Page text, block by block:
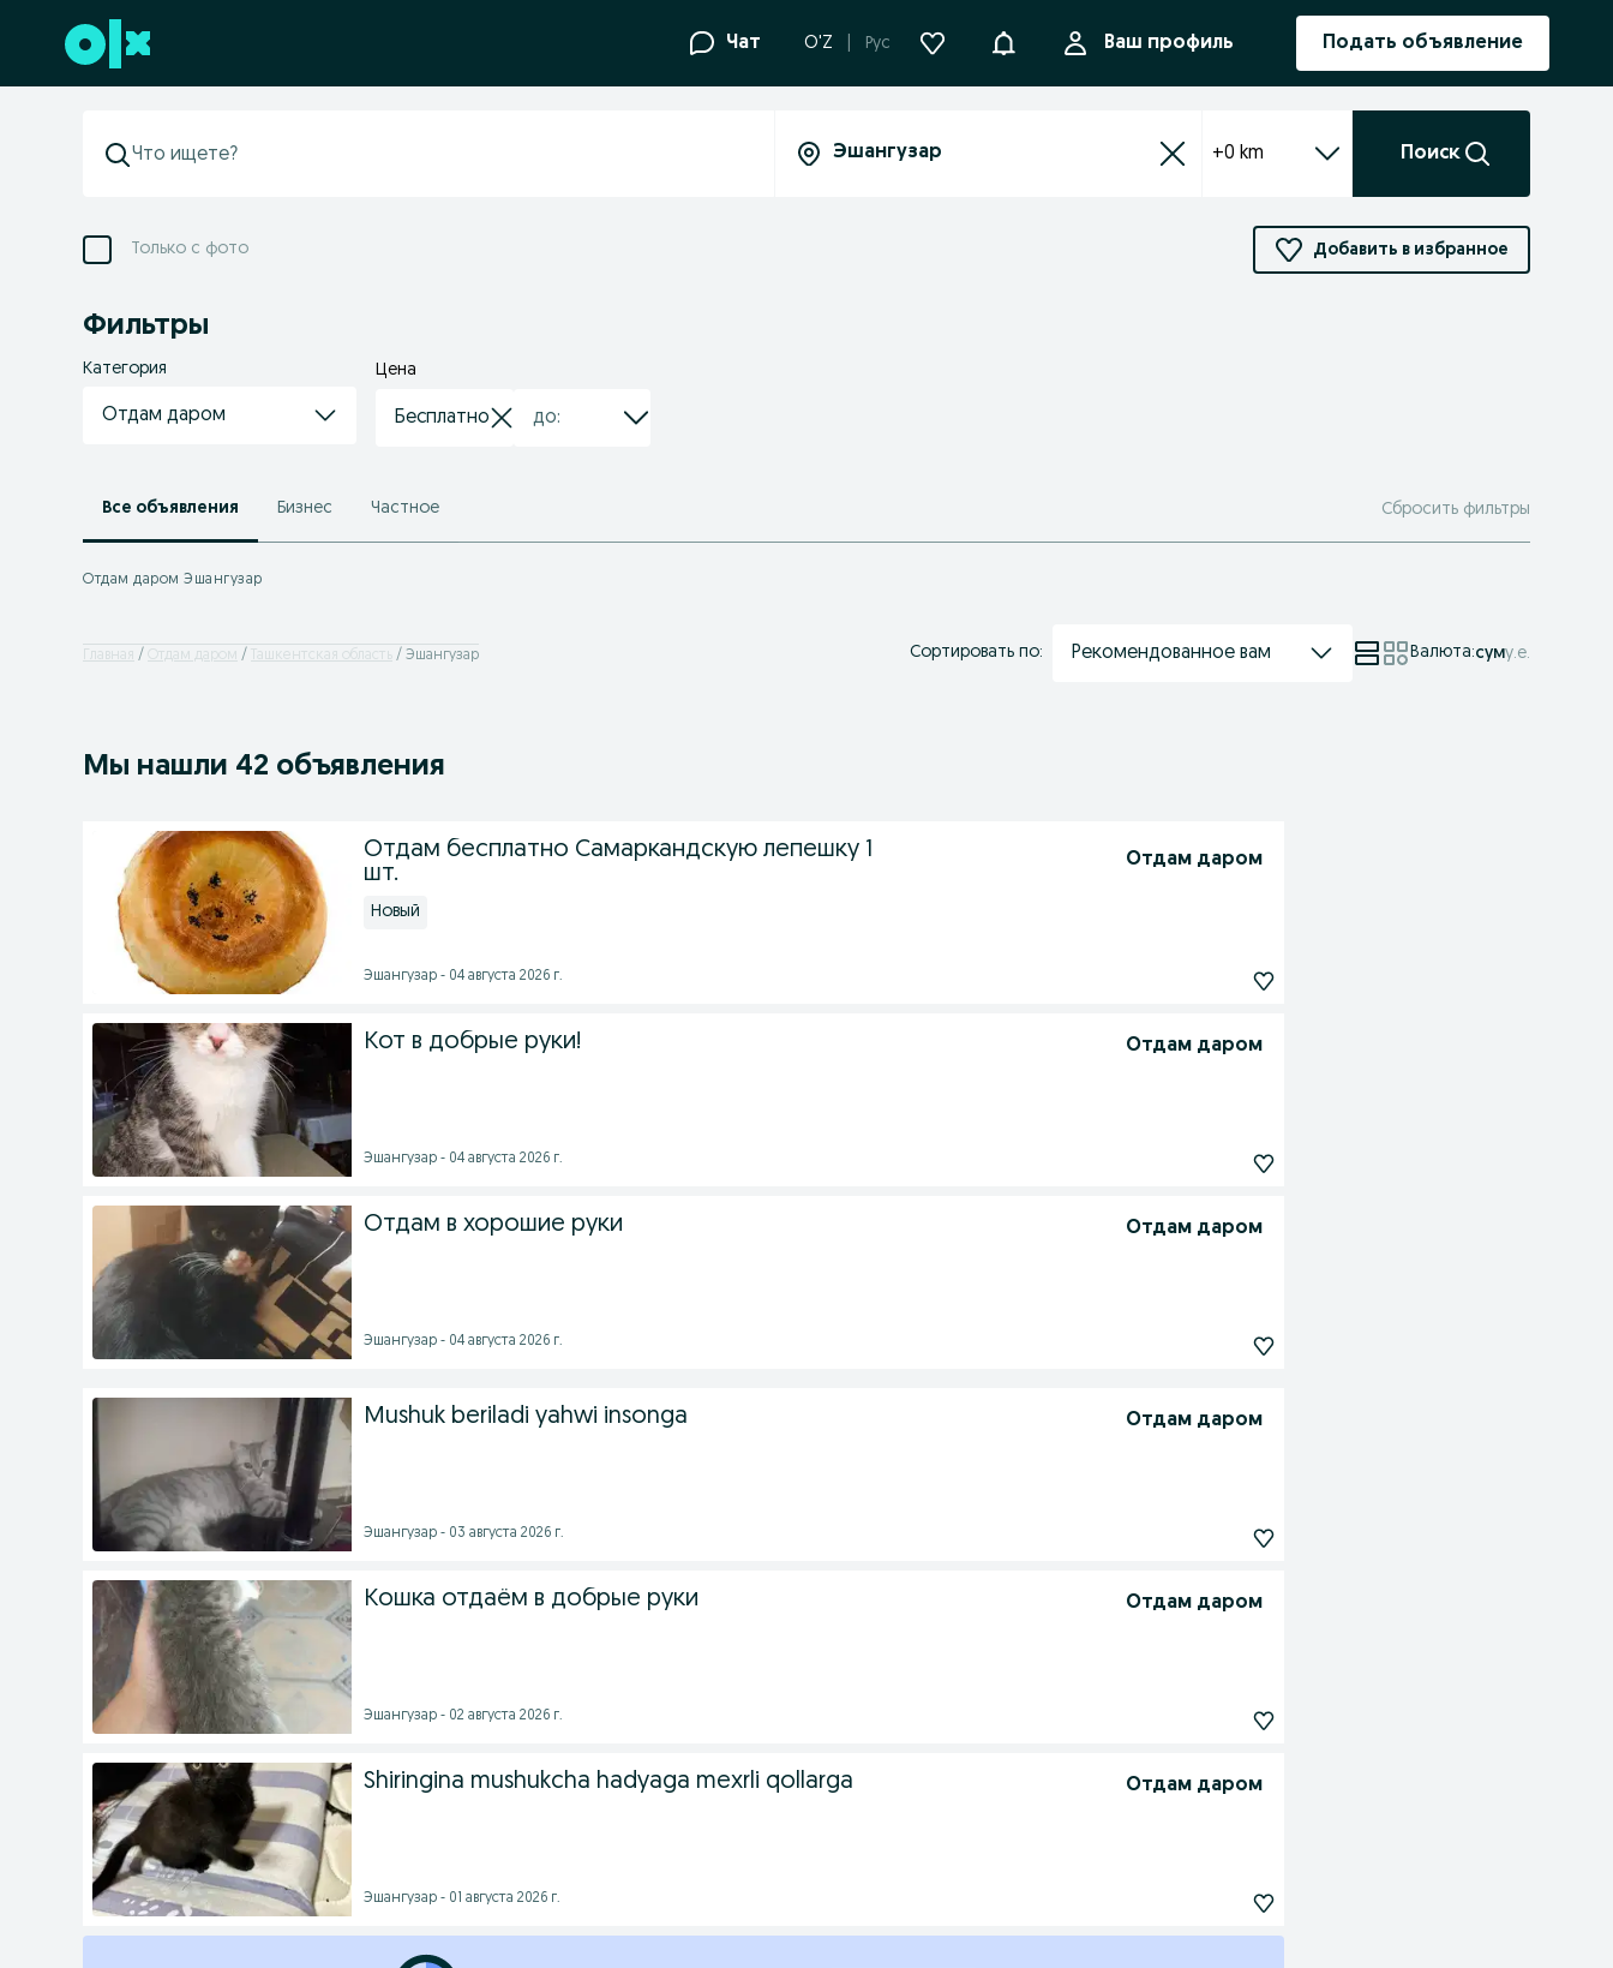
Перейти к нижнему колонтитулу Чат O'Z Рус УведомленияВаш профиль Подать объявление
+0 km Поиск
Только с фото Добавить в избранное
Фильтры
Категория
Отдам даром
Цена
Все объявления Бизнес Частное Сбросить фильтры
Отдам даром Эшангузар
Главная Отдам даром Ташкентская область Эшангузар Сортировать по: Рекомендованное вам Валюта:суму.е.
Мы нашли 42 объявления
Отдам бесплатно Самаркандскую лепешку 1
шт.
Отдам даром
Новый
Эшангузар - 04 августа 2026 г.
Кот в добрые руки! Отдам даром
Эшангузар - 04 августа 2026 г.
Отдам в хорошие руки Отдам даром
Эшангузар - 04 августа 2026 г.
Mushuk beriladi yahwi insonga Отдам даром
Эшангузар - 03 августа 2026 г.
Кошка отдаём в добрые руки Отдам даром
Эшангузар - 02 августа 2026 г.
Shiringina mushukcha hadyaga mexrli qollarga Отдам даром
Эшангузар - 01 августа 2026 г.